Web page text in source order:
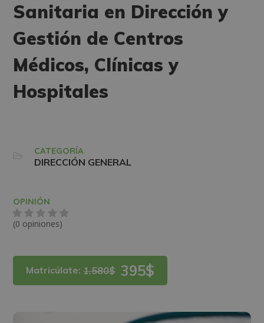
Sanitaria en Dirección y
Gestión de Centros
Médicos, Clínicas y
Hospitales
CATEGORÍA
DIRECCIÓN GENERAL
OPINIÓN
(0 opiniones)
Matricúlate:1.580$ 395$